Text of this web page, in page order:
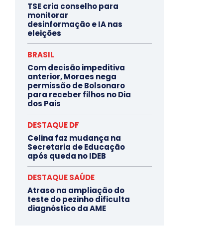
TSE cria conselho para
monitorar
desinformação e IA nas
eleições
BRASIL
Com decisão impeditiva
anterior, Moraes nega
permissão de Bolsonaro
para receber filhos no Dia
dos Pais
DESTAQUE DF
Celina faz mudança na
Secretaria de Educação
após queda no IDEB
DESTAQUE SAÚDE
Atraso na ampliação do
teste do pezinho dificulta
diagnóstico da AME